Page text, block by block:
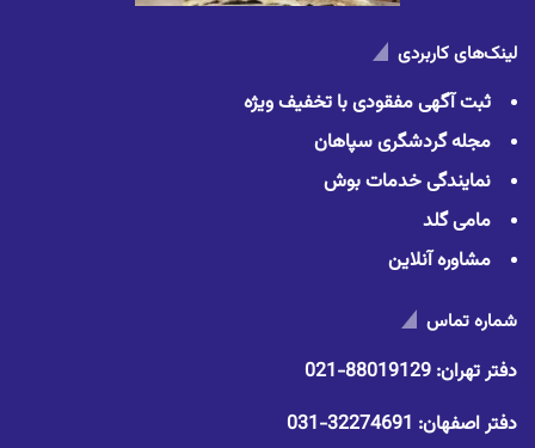
لینک‌های کاربردی
ثبت آگهی مفقودی با تخفیف ویژه
مجله گردشگری سپاهان
نمایندگی خدمات بوش
مامی گلد
مشاوره آنلاین
شماره تماس
دفتر تهران: 88019129-021
دفتر اصفهان: 32274691-031